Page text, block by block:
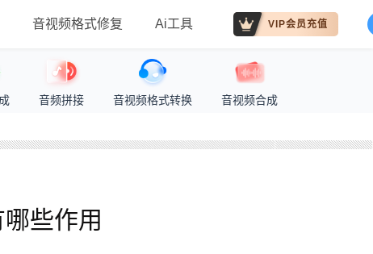
音视频格式修复 Ai工具 VIP会员充值
音频拼接 音视频格式转换 音视频合成
些作用